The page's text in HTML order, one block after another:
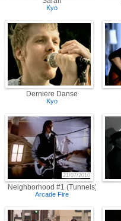
Kyo
Dernière Danse
Kyo
Neighborhood #1 (Tunnels)
21/07/2010
Arcade Fire